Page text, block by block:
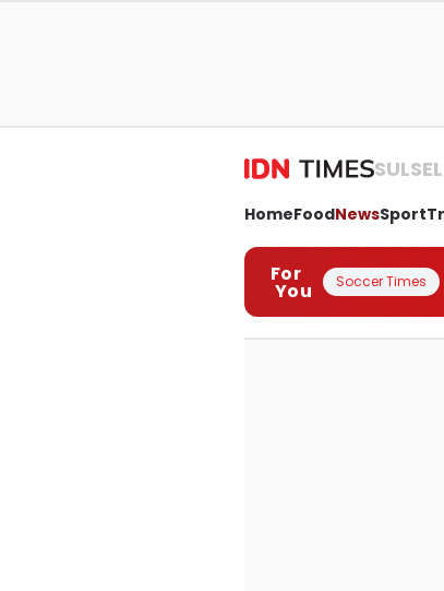
SULSEL
HomeFoodNewsSport
For
You Soccer Times